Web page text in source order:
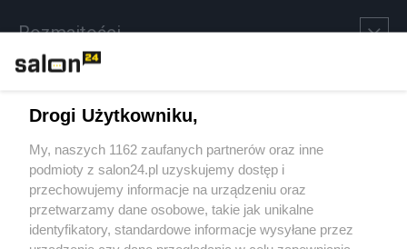
Rozmaitości
Sport
Społeczeństwo
Kultura
Drogi Użytkowniku,
My, naszych 1162 zaufanych partnerów oraz inne
podmioty z salon24.pl uzyskujemy dostęp i
przechowujemy informacje na urządzeniu oraz
przetwarzamy dane osobowe, takie jak unikalne
identyfikatory, standardowe informacje wysyłane przez